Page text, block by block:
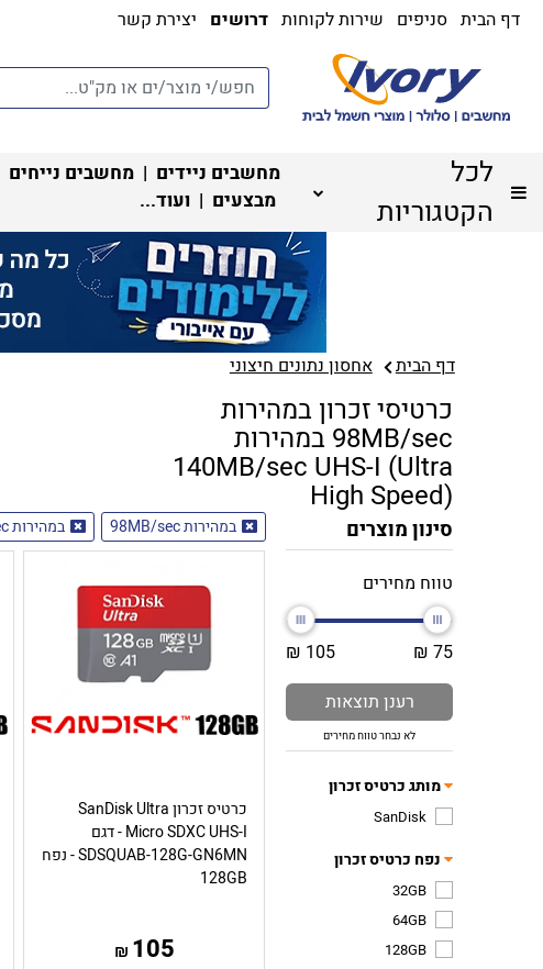
דף הבית סניפים שירות לקוחות דרושים יצירת קשר
לכל
הקטגוריות
מחשבים ניידים | מחשבים נייחים
מבצעים | ועוד...
דף הבית אחסון נתונים חיצוני
כרטיסי זכרון במהירות
98MB/sec במהירות
140MB/sec UHS-I (Ultra
High Speed)
סינון מוצרים
טווח מחירים
75 ₪
105 ₪
רענן תוצאות
לא נבחר טווח מחירים
מותג כרטיס זכרון
SanDisk
נפח כרטיס זכרון
32GB
64GB
128GB
במהירות 98MB/sec במהירות 140MB/sec
כרטיס זכרון SanDisk Ultra
Micro SDXC UHS-I - דגם
SDSQUAB-128G-GN6MN - נפח
128GB
105
₪